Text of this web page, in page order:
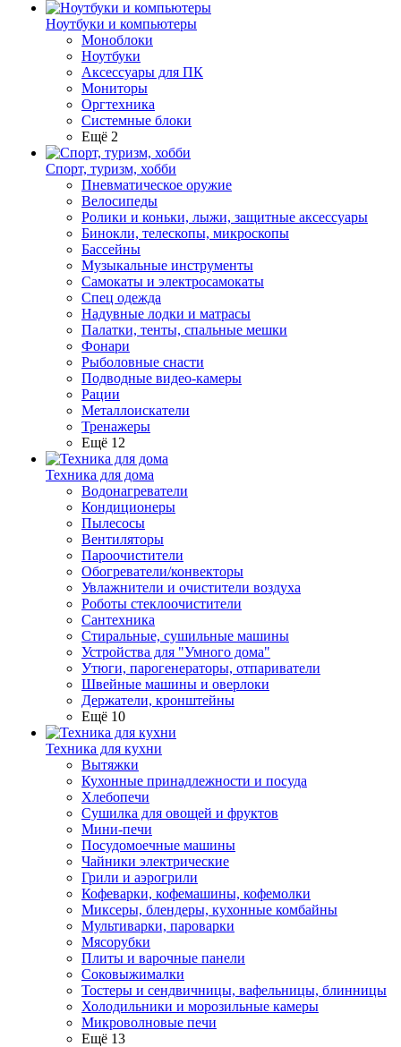
Ноутбуки и компьютеры
Моноблоки
Ноутбуки
Аксессуары для ПК
Мониторы
Оргтехника
Системные блоки
Ещё 2
Спорт, туризм, хобби
Пневматическое оружие
Велосипеды
Ролики и коньки, лыжи, защитные аксессуары
Бинокли, телескопы, микроскопы
Бассейны
Музыкальные инструменты
Самокаты и электросамокаты
Спец одежда
Надувные лодки и матрасы
Палатки, тенты, спальные мешки
Фонари
Рыболовные снасти
Подводные видео-камеры
Рации
Металлоискатели
Тренажеры
Ещё 12
Техника для дома
Водонагреватели
Кондиционеры
Пылесосы
Вентиляторы
Пароочистители
Обогреватели/конвекторы
Увлажнители и очистители воздуха
Роботы стеклоочистители
Сантехника
Стиральные, сушильные машины
Устройства для "Умного дома"
Утюги, парогенераторы, отпариватели
Швейные машины и оверлоки
Держатели, кронштейны
Ещё 10
Техника для кухни
Вытяжки
Кухонные принадлежности и посуда
Хлебопечи
Сушилка для овощей и фруктов
Мини-печи
Посудомоечные машины
Чайники электрические
Грили и аэрогрили
Кофеварки, кофемашины, кофемолки
Миксеры, блендеры, кухонные комбайны
Мультиварки, пароварки
Мясорубки
Плиты и варочные панели
Соковыжималки
Тостеры и сендвичницы, вафельницы, блинницы
Холодильники и морозильные камеры
Микроволновые печи
Ещё 13